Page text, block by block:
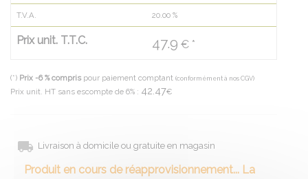
T.V.A. 20.00 %
Prix unit. T.T.C. 47.9 € *
(*) Prix -6 % compris pour paiement comptant (conformément à nos CGV)
Prix unit. HT sans escompte de 6% : 42.47€
Livraison à domicile ou gratuite en magasin
Produit en cours de réapprovisionnement... La